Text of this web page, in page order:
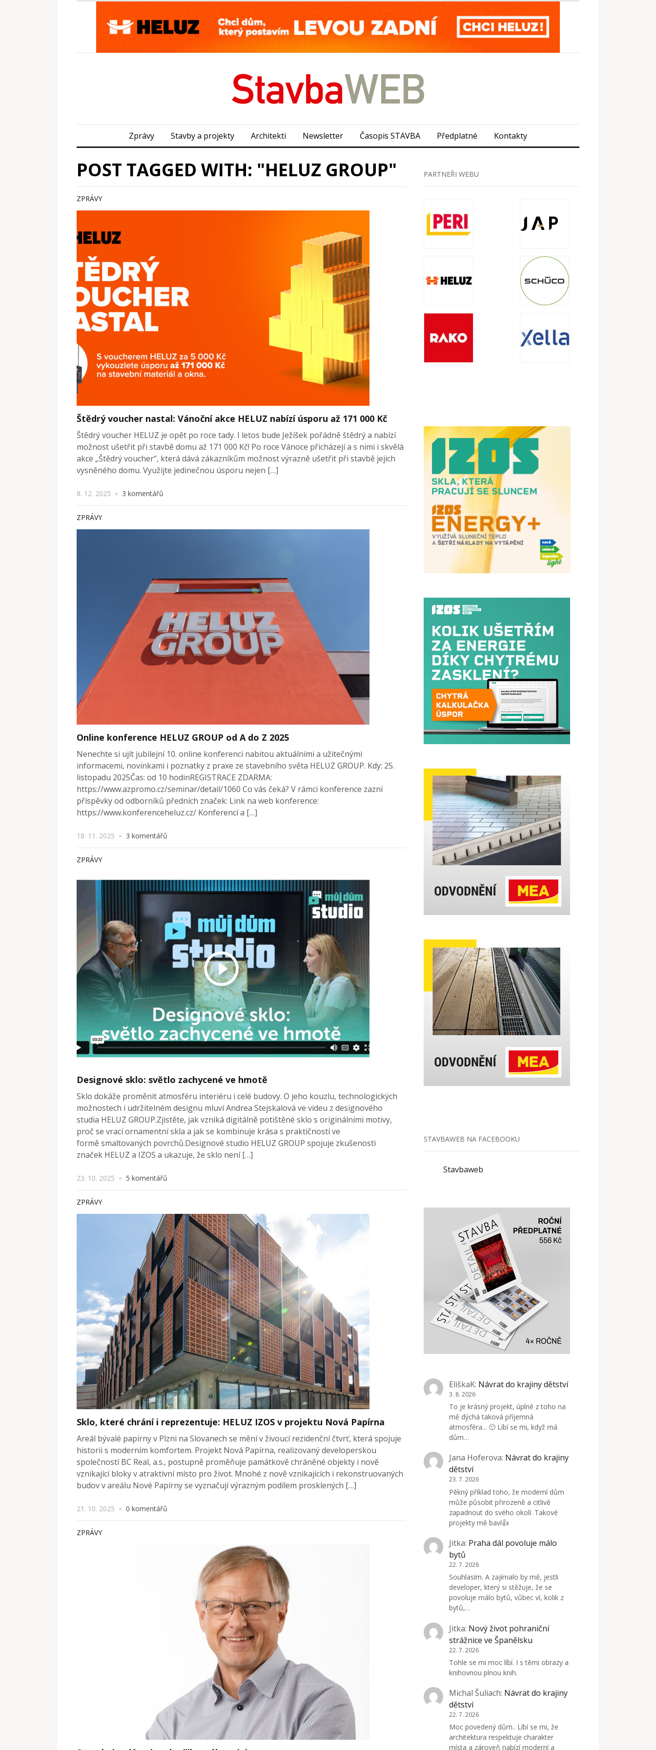
Zprávy Stavby a projekty Architekti Newsletter Časopis STAVBA Předplatné Kontakty
POST TAGGED WITH: "HELUZ GROUP"
ZPRÁVY
Štědrý voucher nastal: Vánoční akce HELUZ nabízí úsporu až 171 000 Kč
Štědrý voucher HELUZ je opět po roce tady. I letos bude Ježíšek pořádně štědrý a nabízí
možnost ušetřit při stavbě domu až 171 000 Kč! Po roce Vánoce přicházejí a s nimi i skvělá
akce „Štědrý voucher“, která dává zákazníkům možnost výrazně ušetřit při stavbě jejich
vysněného domu. Využijte jedinečnou úsporu nejen […]
8. 12. 2025 × 3 komentářů
ZPRÁVY
Online konference HELUZ GROUP od A do Z 2025
Nenechte si ujít jubilejní 10. online konferenci nabitou aktuálními a užitečnými
informacemi, novinkami i poznatky z praxe ze stavebního světa HELUZ GROUP. Kdy: 25.
listopadu 2025Čas: od 10 hodinREGISTRACE ZDARMA:
https://www.azpromo.cz/seminar/detail/1060 Co vás čeká? V rámci konference zazní
příspěvky od odborníků předních značek: Link na web konference:
https://www.konferenceheluz.cz/ Konferencí a […]
18. 11. 2025 × 3 komentářů
ZPRÁVY
Designové sklo: světlo zachycené ve hmotě
Sklo dokáže proměnit atmosféru interiéru i celé budovy. O jeho kouzlu, technologických
možnostech i udržitelném designu mluví Andrea Stejskalová ve videu z designového
studia HELUZ GROUP.Zjistěte, jak vzniká digitálně potištěné sklo s originálními motivy,
proč se vrací ornamentní skla a jak se kombinuje krása s praktičností ve
formě smaltovaných povrchů.Designové studio HELUZ GROUP spojuje zkušenosti
značek HELUZ a IZOS a ukazuje, že sklo není […]
23. 10. 2025 × 5 komentářů
ZPRÁVY
Sklo, které chrání i reprezentuje: HELUZ IZOS v projektu Nová Papírna
Areál bývalé papírny v Plzni na Slovanech se mění v živoucí rezidenční čtvrť, která spojuje
historii s moderním komfortem. Projekt Nová Papírna, realizovaný developerskou
společností BC Real, a.s., postupně proměňuje památkově chráněné objekty i nově
vznikající bloky v atraktivní místo pro život. Mnohé z nově vznikajících i rekonstruovaných
budov v areálu Nové Papírny se vyznačují výrazným podílem prosklených […]
21. 10. 2025 × 0 komentářů
ZPRÁVY
PARTNEŘI WEBU
STAVBAWEB NA FACEBOOKU
Stavbaweb
EliškaK: Návrat do krajiny dětství
3. 8. 2026
To je krásný projekt, úplně z toho na
mě dýchá taková příjemná
atmosféra... 🙂 Líbí se mi, když má
dům…
Jana Hoferova: Návrat do krajiny
dětství
23. 7. 2026
Pěkný příklad toho, že moderní dům
může působit přirozeně a citlivě
zapadnout do svého okolí. Takové
projekty mě baví👍
Jitka: Praha dál povoluje málo
bytů
22. 7. 2026
Souhlasím. A zajímalo by mě, jestli
developer, který si stěžuje, že se
povoluje málo bytů, vůbec ví, kolik z
bytů,…
Jitka: Nový život pohraniční
strážnice ve Španělsku
22. 7. 2026
Tohle se mi moc líbí. I s těmi obrazy a
knihovnou plnou knih.
Michal Šuliach: Návrat do krajiny
dětství
22. 7. 2026
Moc povedený dům.. Líbí se mi, že
architektura respektuje charakter
místa a zároveň nabízí moderní a